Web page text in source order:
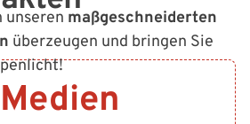
unseren maßgeschneiderten
überzeugen und bringen Sie